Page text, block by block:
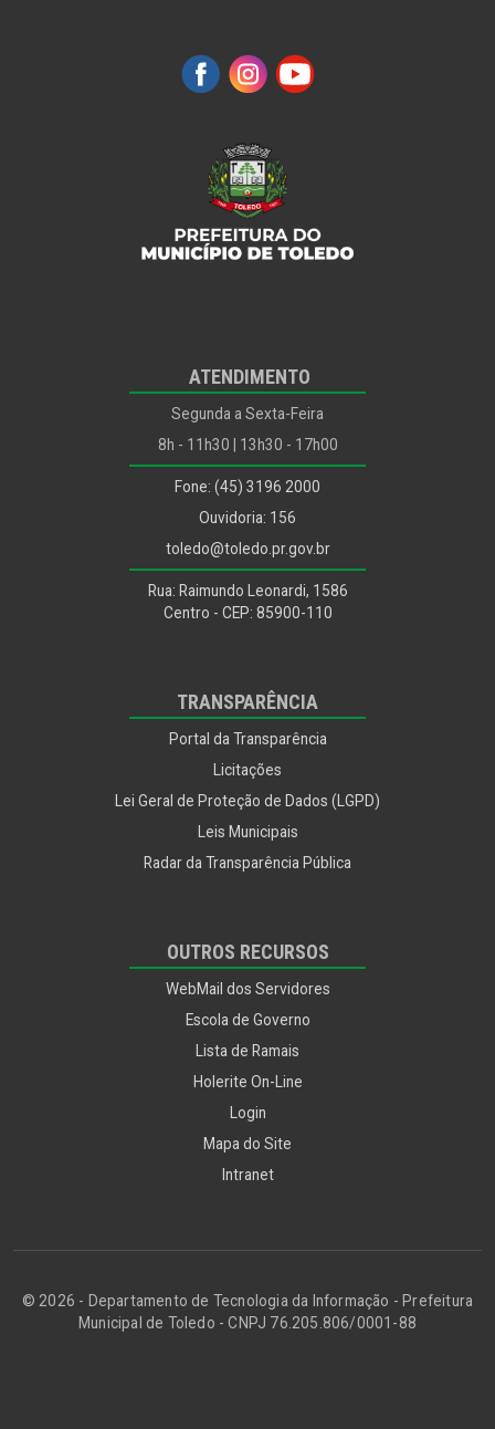
ATENDIMENTO
Segunda a Sexta-Feira
8h - 11h30 | 13h30 - 17h00
Fone: (45) 3196 2000
Ouvidoria: 156
toledo@toledo.pr.gov.br
Rua: Raimundo Leonardi, 1586
Centro - CEP: 85900-110
TRANSPARÊNCIA
Portal da Transparência
Licitações
Lei Geral de Proteção de Dados (LGPD)
Leis Municipais
Radar da Transparência Pública
OUTROS RECURSOS
WebMail dos Servidores
Escola de Governo
Lista de Ramais
Holerite On-Line
Login
Mapa do Site
Intranet
© 2026 - Departamento de Tecnologia da Informação - Prefeitura
Municipal de Toledo - CNPJ 76.205.806/0001-88